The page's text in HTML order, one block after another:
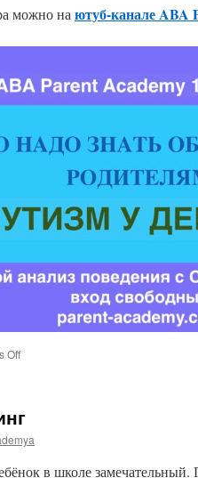
можно на ютуб-канале ABA
Offon
в школе